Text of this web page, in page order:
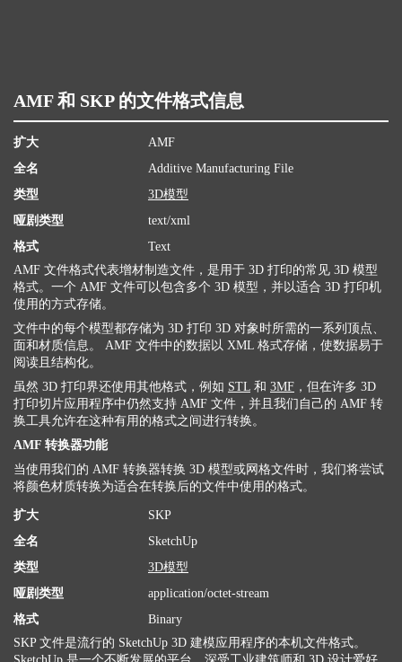
AMF 和 SKP 的文件格式信息
扩大
AMF
全名
Additive Manufacturing File
类型
3D模型
哑剧类型
text/xml
格式
Text
AMF 文件格式代表增材制造文件，是用于 3D 打印的常见 3D 模型
格式。一个 AMF 文件可以包含多个 3D 模型，并以适合 3D 打印机
使用的方式存储。
文件中的每个模型都存储为 3D 打印 3D 对象时所需的一系列顶点、
面和材质信息。 AMF 文件中的数据以 XML 格式存储，使数据易于
阅读且结构化。
虽然 3D 打印界还使用其他格式，例如 STL 和 3MF ，但在许多 3D
打印切片应用程序中仍然支持 AMF 文件，并且我们自己的 AMF 转
换工具允许在这种有用的格式之间进行转换。
AMF 转换器功能
当使用我们的 AMF 转换器转换 3D 模型或网格文件时，我们将尝试
将颜色材质转换为适合在转换后的文件中使用的格式。
扩大
SKP
全名
SketchUp
类型
3D模型
哑剧类型
application/octet-stream
格式
Binary
SKP 文件是流行的 SketchUp 3D 建模应用程序的本机文件格式。